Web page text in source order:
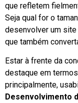
que refletem
Seja qual for o
desenvolver um site
que também
Estar à frente da
destaque em
principalmente,
Desenvolvimento